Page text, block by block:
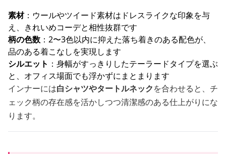
素材：ウールやツイード素材はドレスライクな印象を与
え、きれいめコーデと相性抜群です
柄の色数 ：2〜3色以内に抑えた落ち着きのある配色が、
品のある着こなしを実現します
シルエット ：身幅がすっきりしたテーラードタイプを選ぶ
と、オフィス場面でも浮かずにまとまります
インナーには白シャツやタートルネックを合わせると、チ
ェック柄の存在感を活かしつつ清潔感のある仕上がりにな
ります。